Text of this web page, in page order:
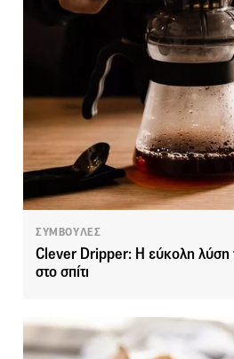
ΣΥΜΒΟΥΛΕΣ
Clever Dripper: Η εύκολη λύση
στο σπίτι